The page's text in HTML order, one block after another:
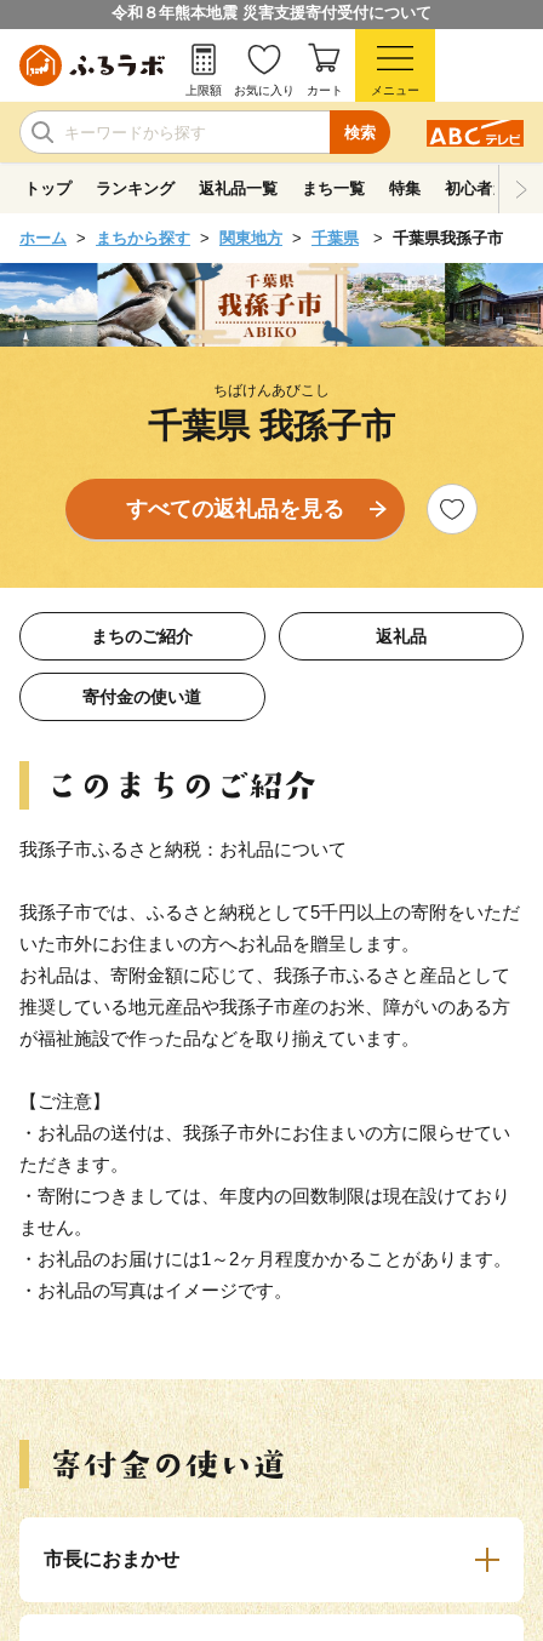
令和８年熊本地震 災害支援寄付受付について
検索
上限額 お気に入り カート メニュー
トップ ランキング 返礼品一覧 まち一覧 特集 初心者ガイド
ホーム まちから探す 関東地方 千葉県 千葉県我孫子市
ちばけんあびこし
千葉県 我孫子市
すべての返礼品を見る
まちのご紹介 返礼品
寄付金の使い道
我孫子市ふるさと納税：お礼品について
我孫子市では、ふるさと納税として5千円以上の寄附をいただ
いた市外にお住まいの方へお礼品を贈呈します。
お礼品は、寄附金額に応じて、我孫子市ふるさと産品として
推奨している地元産品や我孫子市産のお米、障がいのある方
が福祉施設で作った品などを取り揃えています。
【ご注意】
・お礼品の送付は、我孫子市外にお住まいの方に限らせてい
ただきます。
・寄附につきましては、年度内の回数制限は現在設けており
ません。
・お礼品のお届けには1～2ヶ月程度かかることがあります。
・お礼品の写真はイメージです。
市長におまかせ